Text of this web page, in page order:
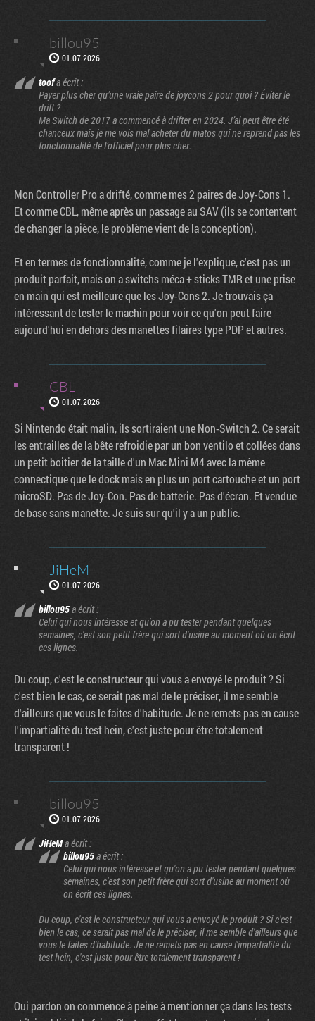
billou95
01.07.2026
toofa écrit :
Payer plus cher qu’une vraie paire de joycons 2 pour quoi ? Éviter le
drift ?
Ma Switch de 2017 a commencé à drifter en 2024. J’ai peut être été
chanceux mais je me vois mal acheter du matos qui ne reprend pas les
fonctionnalité de l’officiel pour plus cher.
Mon Controller Pro a drifté, comme mes 2 paires de Joy-Cons 1.
Et comme CBL, même après un passage au SAV (ils se contentent
de changer la pièce, le problème vient de la conception).
Et en termes de fonctionnalité, comme je l'explique, c'est pas un
produit parfait, mais on a switchs méca + sticks TMR et une prise
en main qui est meilleure que les Joy-Cons 2. Je trouvais ça
intéressant de tester le machin pour voir ce qu'on peut faire
aujourd'hui en dehors des manettes filaires type PDP et autres.
CBL
01.07.2026
Si Nintendo était malin, ils sortiraient une Non-Switch 2. Ce serait
les entrailles de la bête refroidie par un bon ventilo et collées dans
un petit boitier de la taille d'un Mac Mini M4 avec la même
connectique que le dock mais en plus un port cartouche et un port
microSD. Pas de Joy-Con. Pas de batterie. Pas d'écran. Et vendue
de base sans manette. Je suis sur qu'il y a un public.
JiHeM
01.07.2026
billou95a écrit :
Celui qui nous intéresse et qu'on a pu tester pendant quelques
semaines, c'est son petit frère qui sort d'usine au moment où on écrit
ces lignes.
Du coup, c'est le constructeur qui vous a envoyé le produit ? Si
c'est bien le cas, ce serait pas mal de le préciser, il me semble
d'ailleurs que vous le faites d'habitude. Je ne remets pas en cause
l'impartialité du test hein, c'est juste pour être totalement
transparent !
billou95
01.07.2026
JiHeMa écrit :
billou95a écrit :
Celui qui nous intéresse et qu'on a pu tester pendant quelques
semaines, c'est son petit frère qui sort d'usine au moment où
on écrit ces lignes.
Du coup, c'est le constructeur qui vous a envoyé le produit ? Si c'est
bien le cas, ce serait pas mal de le préciser, il me semble d'ailleurs que
vous le faites d'habitude. Je ne remets pas en cause l'impartialité du
test hein, c'est juste pour être totalement transparent !
Oui pardon on commence à peine à mentionner ça dans les tests